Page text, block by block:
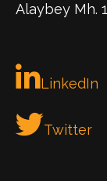
Alaybey Mh.
LinkedIn
Twitter